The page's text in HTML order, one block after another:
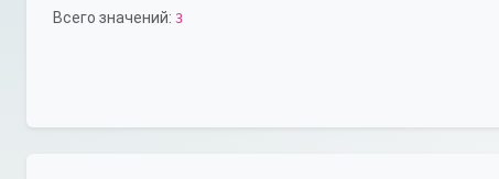
Всего значений: 3